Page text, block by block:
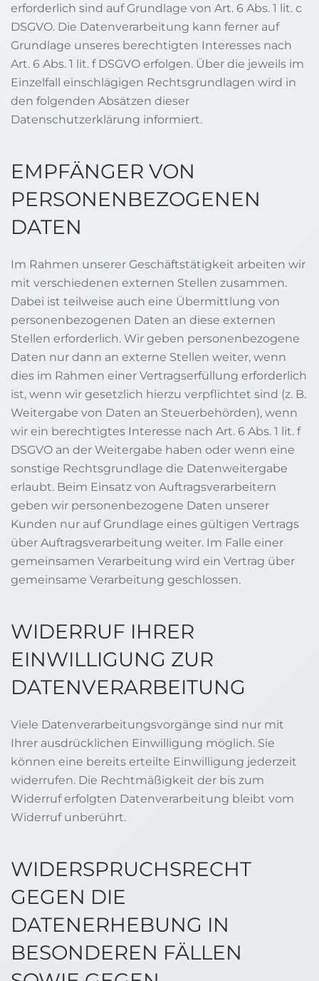
erforderlich sind auf Grundlage von Art. 6 Abs. 1 lit. c
DSGVO. Die Datenverarbeitung kann ferner auf
Grundlage unseres berechtigten Interesses nach
Art. 6 Abs. 1 lit. f DSGVO erfolgen. Über die jeweils im
Einzelfall einschlägigen Rechtsgrundlagen wird in
den folgenden Absätzen dieser
Datenschutzerklärung informiert.
EMPFÄNGER VON
PERSONENBEZOGENEN
DATEN
Im Rahmen unserer Geschäftstätigkeit arbeiten wir
mit verschiedenen externen Stellen zusammen.
Dabei ist teilweise auch eine Übermittlung von
personenbezogenen Daten an diese externen
Stellen erforderlich. Wir geben personenbezogene
Daten nur dann an externe Stellen weiter, wenn
dies im Rahmen einer Vertragserfüllung erforderlich
ist, wenn wir gesetzlich hierzu verpflichtet sind (z. B.
Weitergabe von Daten an Steuerbehörden), wenn
wir ein berechtigtes Interesse nach Art. 6 Abs. 1 lit. f
DSGVO an der Weitergabe haben oder wenn eine
sonstige Rechtsgrundlage die Datenweitergabe
erlaubt. Beim Einsatz von Auftragsverarbeitern
geben wir personenbezogene Daten unserer
Kunden nur auf Grundlage eines gültigen Vertrags
über Auftragsverarbeitung weiter. Im Falle einer
gemeinsamen Verarbeitung wird ein Vertrag über
gemeinsame Verarbeitung geschlossen.
WIDERRUF IHRER
EINWILLIGUNG ZUR
DATENVERARBEITUNG
Viele Datenverarbeitungsvorgänge sind nur mit
Ihrer ausdrücklichen Einwilligung möglich. Sie
können eine bereits erteilte Einwilligung jederzeit
widerrufen. Die Rechtmäßigkeit der bis zum
Widerruf erfolgten Datenverarbeitung bleibt vom
Widerruf unberührt.
WIDERSPRUCHSRECHT
GEGEN DIE
DATENERHEBUNG IN
BESONDEREN FÄLLEN